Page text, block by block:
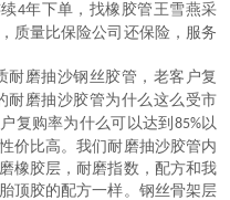
4年下单，找橡胶管王雪燕采
，质量比保险公司还保险，服务
耐磨抽沙钢丝胶管，老客户复
耐磨抽沙胶管为什么这么受市
复购率为什么可以达到 85%以
价比高。我们耐磨抽沙胶管内
橡胶层，耐磨指数，配方和我
顶胶的配方一样。钢丝骨架层